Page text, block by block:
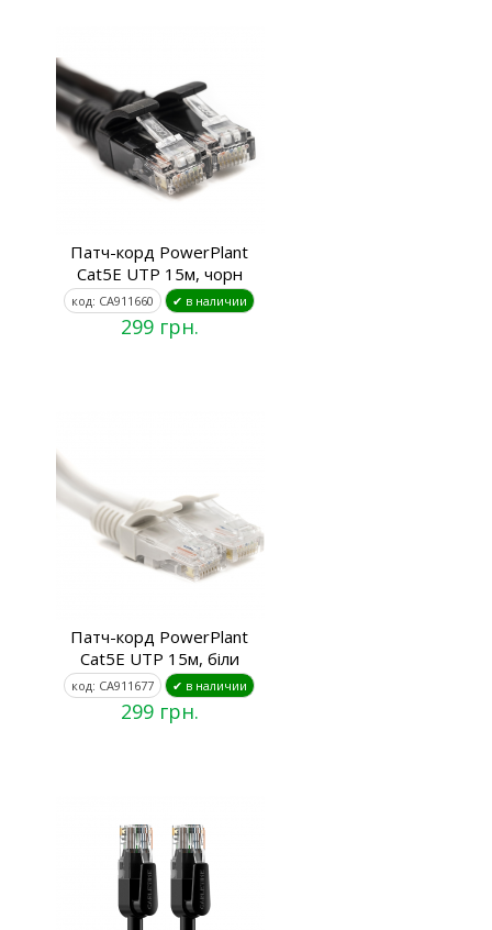
Патч-корд PowerPlant
Cat5E UTP 15м, чорн
код: CA911660 ✔ в наличии
299 грн.
Патч-корд PowerPlant
Cat5E UTP 15м, біли
код: CA911677 ✔ в наличии
299 грн.